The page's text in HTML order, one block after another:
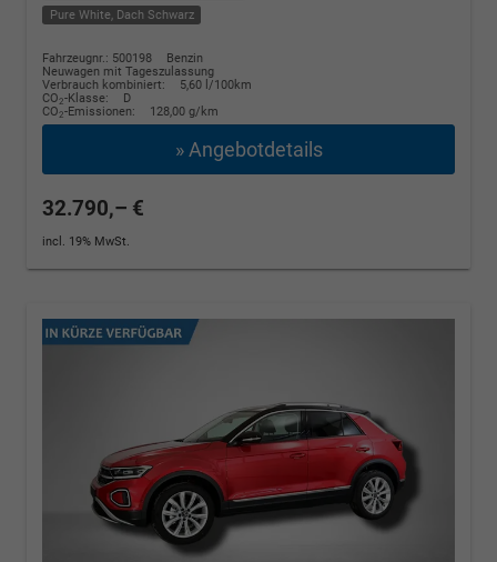
Pure White, Dach Schwarz
Fahrzeugnr.: 500198
Benzin
Neuwagen mit Tageszulassung
Verbrauch kombiniert:
5,60 l/100km
CO2-Klasse:
D
CO2-Emissionen: 128,00 g/km
» Angebotdetails
32.790,– €
incl. 19% MwSt.